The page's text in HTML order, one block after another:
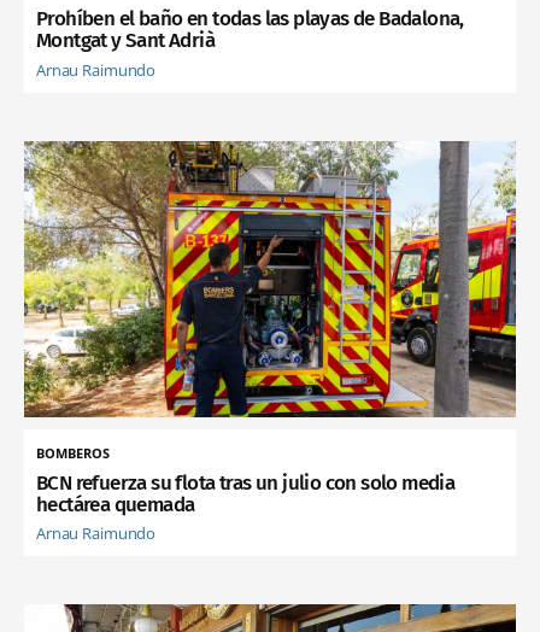
Prohíben el baño en todas las playas de Badalona,
Montgat y Sant Adrià
Arnau Raimundo
BOMBEROS
BCN refuerza su flota tras un julio con solo media
hectárea quemada
Arnau Raimundo